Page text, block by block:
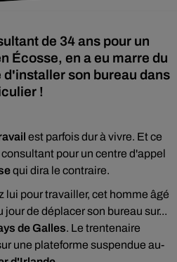
de 34 ans pour un
Écosse, en a eu marre du
son bureau dans
!
est parfois dur à vivre. Et ce
consultant pour un centre d'appel
qui dira le contraire.
lui pour travailler, cet homme âgé
jour de déplacer son bureau sur...
de Galles. Le trentenaire
une plateforme suspendue au-